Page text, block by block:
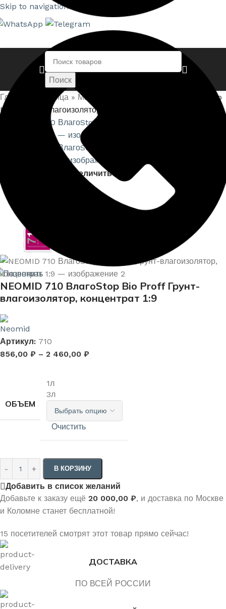
Skip to navigation
Поиск
Главная страница » Магазин
NEOMID 710 ВлагоStop Bio
Proff Грунт-влагоизолятор, концентрат 1:9
Нажмите, чтобы увеличить
NEOMID 710 ВлагоStop Bio Proff Грунт-
влагоизолятор, концентрат 1:9
Артикул: 710
856,00 ₽ – 2 460,00 ₽
ОБЪЕМ
1л
3л
Очистить
В КОРЗИНУ
Добавить в список желаний
Добавьте к заказу ещё 20 000,00 ₽, и доставка по Москве
и Коломне станет бесплатной!
15 посетителей смотрят этот товар прямо сейчас!
ДОСТАВКА
ПО ВСЕЙ РОССИИ